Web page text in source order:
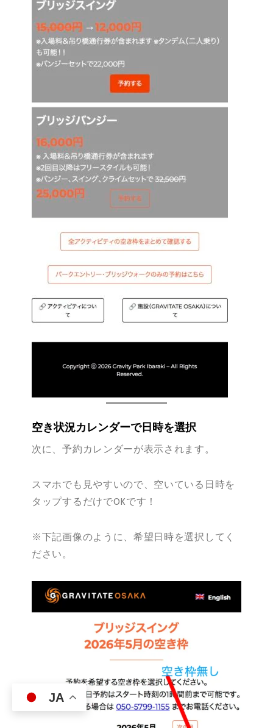
空き状況カレンダーで日時を選択
次に、予約カレンダーが表示されます。
スマホでも見やすいので、空いている日時を
タップするだけでOKです！
※下記画像のように、希望日時を選択してく
ださい。
JA